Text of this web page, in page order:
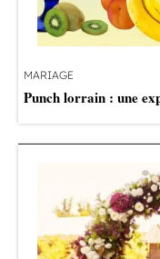
MARIAGE
Punch lorrain : une